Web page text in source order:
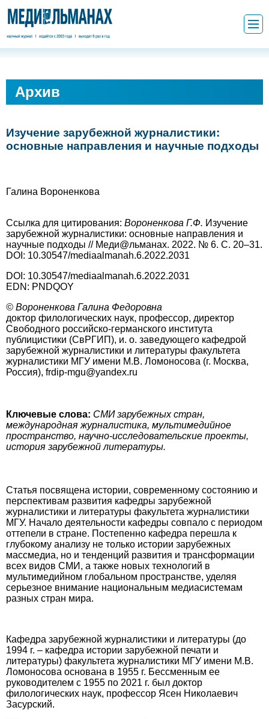
Архив
Изучение зарубежной журналистики:
основные направления и научные подходы
Галина Вороненкова
Ссылка для цитирования: Вороненкова Г.Ф. Изучение
зарубежной журналистики: основные направления и
научные подходы // Меди@льманах. 2022. № 6. С. 20–31.
DOI: 10.30547/mediaalmanah.6.2022.2031
DOI: 10.30547/mediaalmanah.6.2022.2031
EDN: PNDQOY
© Вороненкова Галина Федоровна
доктор филологических наук, профессор, директор
Свободного российско-германского института
публицистики (СвРГИП), и. о. заведующего кафедрой
зарубежной журналистики и литературы факультета
журналистики МГУ имени М.В. Ломоносова (г. Москва,
Россия), frdip-mgu@yandex.ru
Ключевые слова: СМИ зарубежных стран,
международная журналистика, мультимедийное
пространство, научно-исследовательские проекты,
история зарубежной литературы.
Статья посвящена истории, современному состоянию и
перспективам развития кафедры зарубежной
журналистики и литературы факультета журналистики
МГУ. Начало деятельности кафедры совпало с периодом
оттепели в стране. Постепенно кафедра перешла к
глубокому анализу не только истории зарубежных
массмедиа, но и тенденций развития и трансформации
всех видов СМИ, а также новых технологий в
мультимедийном глобальном пространстве, уделяя
серьезное внимание национальным медиасистемам
разных стран мира.
Кафедра зарубежной журналистики и литературы (до
1994 г. – кафедра истории зарубежной печати и
литературы) факультета журналистики МГУ имени М.В.
Ломоносова основана в 1955 г. Бессменным ее
руководителем с 1955 по 2021 г. был доктор
филологических наук, профессор Ясен Николаевич
Засурский.